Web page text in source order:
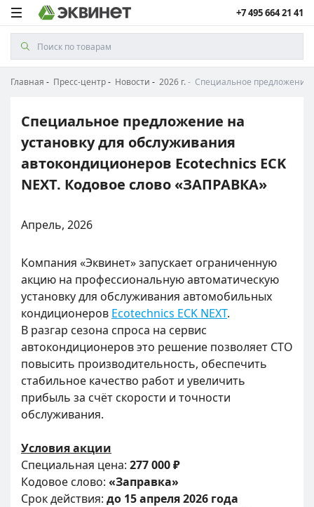
+7 495 664 21 41
Главная Пресс-центр Новости 2026 г. Специальное предложение
Специальное предложение на
установку для обслуживания
автокондиционеров Ecotechnics ECK
NEXT. Кодовое слово «ЗАПРАВКА»
Апрель, 2026
Компания «Эквинет» запускает ограниченную
акцию на профессиональную автоматическую
установку для обслуживания автомобильных
кондиционеров Ecotechnics ECK NEXT.
В разгар сезона спроса на сервис
автокондиционеров это решение позволяет СТО
повысить производительность, обеспечить
стабильное качество работ и увеличить
прибыль за счёт скорости и точности
обслуживания.
Условия акции
Специальная цена: 277 000 ₽
Кодовое слово: «Заправка»
Срок действия: до 15 апреля 2026 года